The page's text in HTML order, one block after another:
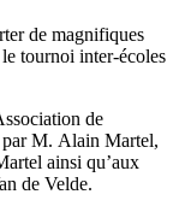
de magnifiques
tournoi inter-écoles
de
par M. Alain Martel,
ainsi qu’aux
de Velde.